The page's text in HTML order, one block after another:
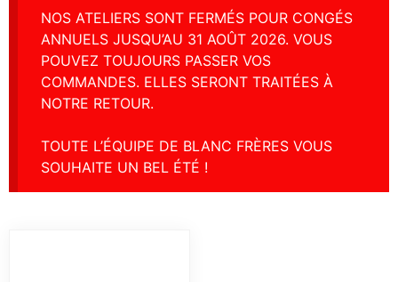
NOS ATELIERS SONT FERMÉS POUR CONGÉS
ANNUELS JUSQU’AU 31 AOÛT 2026. VOUS
POUVEZ TOUJOURS PASSER VOS
COMMANDES. ELLES SERONT TRAITÉES À
NOTRE RETOUR.
TOUTE L’ÉQUIPE DE BLANC FRÈRES VOUS
SOUHAITE UN BEL ÉTÉ !